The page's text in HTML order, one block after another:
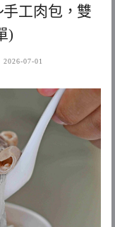
手工肉包，雙
)
2026-07-01